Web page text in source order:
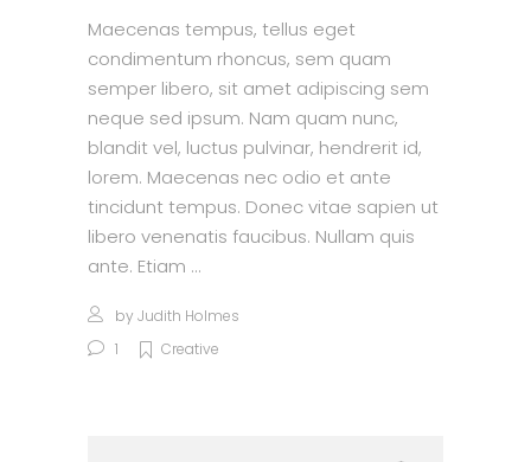
Maecenas tempus, tellus eget
condimentum rhoncus, sem quam
semper libero, sit amet adipiscing sem
neque sed ipsum. Nam quam nunc,
blandit vel, luctus pulvinar, hendrerit id,
lorem. Maecenas nec odio et ante
tincidunt tempus. Donec vitae sapien ut
libero venenatis faucibus. Nullam quis
ante. Etiam
by Judith Holmes
1
Creative